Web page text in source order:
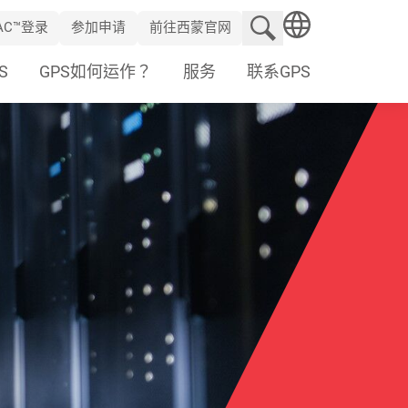
登录 参加申请 前往西蒙官网
搜索网站
GPS如何运作？ 服务 联系GPS